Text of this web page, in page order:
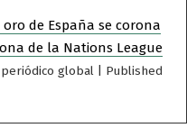
de España se corona
de la Nations League
periódico global
Published